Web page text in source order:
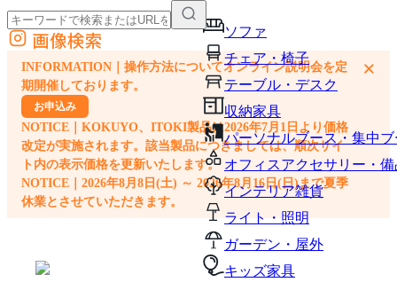
ソファ
チェア・椅子
テーブル・デスク
収納家具
パーソナルブース・集中
オフィスアクセサリー・備
インテリア雑貨
ライト・照明
ガーデン・屋外
キッズ家具
外部サイトの商品をカートに追加
他のサイトで見つけた商品ページのURLを貼り付けて、カートに追加できます
画像検索
INFORMATION｜操作方法についてオンライン説明会を定
期開催しております。
お申込み
NOTICE｜KOKUYO、ITOKI製品は2026年7月1日より価格
改定が実施されます。該当製品につきましては、順次サイ
ト内の表示価格を更新いたします。
NOTICE｜2026年8月8日(土) ～ 2026年8月16日(日)まで夏季
休業とさせていただきます。
×